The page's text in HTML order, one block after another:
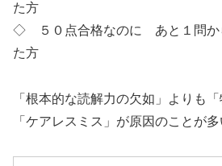
た方
◇ ５０点合格なのに あと１問か
た方
「根本的な読解力の欠如」よりも
「ケアレスミス」が原因のことが多